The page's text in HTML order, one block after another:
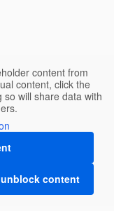
content from
content, click the
will share data with
content